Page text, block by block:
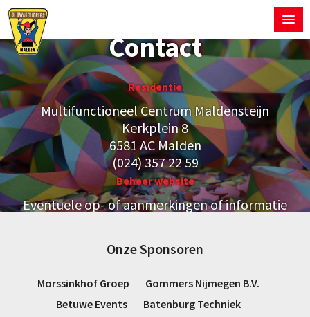
Contact
Residentie
Multifunctioneel Centrum Maldensteijn
Kerkplein 8
6581 AC Malden
(024) 357 22 59
Beheerwebsite
Eventuele op- of aanmerkingen of informatie
Public relations
Uw vragen kunt u mailen aan:
info@dwarsliggers.nl
Onze Sponsoren
Morssinkhof Groep
Gommers Nijmegen B.V.
Betuwe Events
Batenburg Techniek